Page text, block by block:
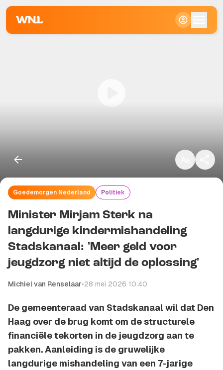
Goedemorgen Nederland Politiek
Minister Mirjam Sterk na
langdurige kindermishandeling
Stadskanaal: 'Meer geld voor
jeugdzorg niet altijd de oplossing'
Michiel van Renselaar•28 mei 2026 10:40
De gemeenteraad van Stadskanaal wil dat Den
Haag over de brug komt om de structurele
financiële tekorten in de jeugdzorg aan te
pakken. Aanleiding is de gruwelijke
langdurige mishandeling van een 7-jarige